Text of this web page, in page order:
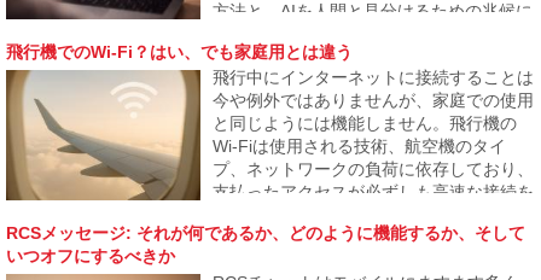
方法と、AIを人間と見分けるための兆候に
つつあるかを見ていきます。
飛行機でのWi-Fi？はい、でも家庭用とは違う
飛行中にインターネットに接続することは
今や例外ではありませんが、家庭での使用
と同じようには機能しません。飛行機の
Wi-Fiは使用される技術、航空機のタイ
プ、ネットワークの負荷に依存しており、
支払ったアクセスが必ずしも高速な接続を
行機でのインターネットの仕組み、なぜ遅
RCSメッセージ: それが何であるか、どのように機能するか、そして
いつオフにするべきか